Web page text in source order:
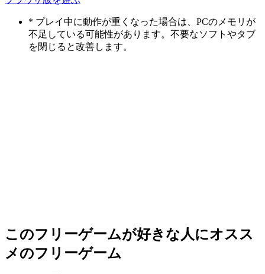
* プレイ中に動作が重くなった場合は、PCのメモリが
不足している可能性があります。不要なソフトやタブ
を閉じると改善します。
このフリーゲームが好きな人にオスス
メのフリーゲーム